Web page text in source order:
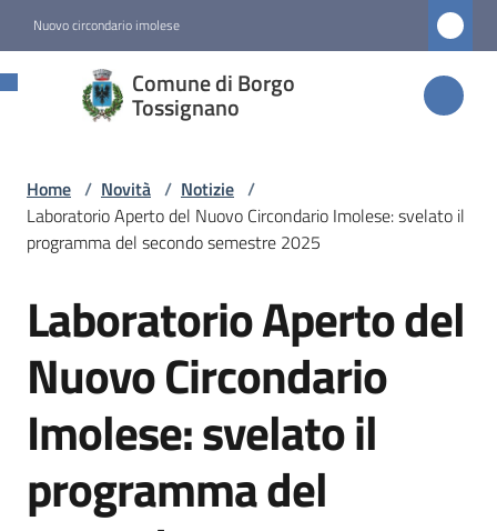
Nuovo circondario imolese
Comune di Borgo
Tossignano
Comune di
Borgo
Amministrazione
Novità
Menu selezionato
Servizi
Vivere
Tossignano
Home / Novità / Notizie /
Laboratorio Aperto del Nuovo Circondario Imolese: svelato il
programma del secondo semestre 2025
Salta al contenuto
Laboratorio Aperto del
Nuovo Circondario
Imolese: svelato il
programma del